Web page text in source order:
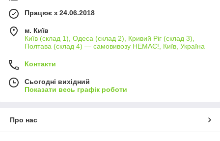
Працює з 24.06.2018
м. Київ
Київ (склад 1), Одеса (склад 2), Кривий Ріг (склад 3),
Полтава (склад 4) — самовивозу НЕМАЄ!, Київ, Україна
Контакти
Сьогодні вихідний
Показати весь графік роботи
Про нас